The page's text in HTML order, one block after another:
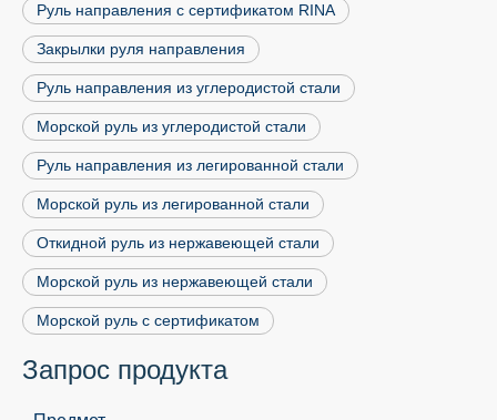
Руль направления с сертификатом RINA
Закрылки руля направления
Руль направления из углеродистой стали
Морской руль из углеродистой стали
Руль направления из легированной стали
Морской руль из легированной стали
Откидной руль из нержавеющей стали
Морской руль из нержавеющей стали
Морской руль с сертификатом
Запрос продукта